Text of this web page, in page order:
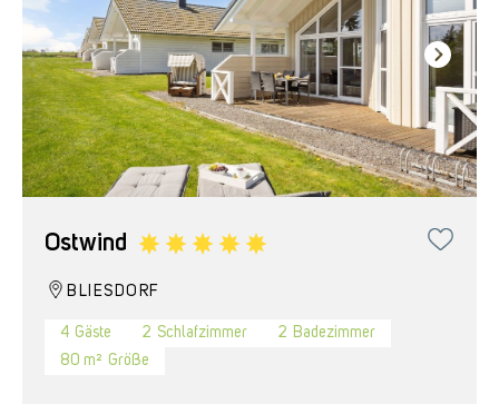
Ostwind
BLIESDORF
4 Gäste 2 Schlafzimmer 2 Badezimmer
80 m² Größe